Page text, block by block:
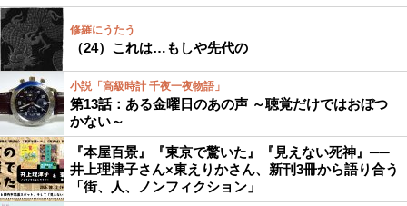
修羅にうたう
（24）これは…もしや先代の
小説「高級時計 千夜一夜物語」
第13話：ある金曜日のあの声 ～聴覚だけではおぼつ
かない～
『本屋百景』『東京で驚いた』『見えない死神』──
井上理津子さん×東えりかさん、新刊3冊から語り合う
「街、人、ノンフィクション」